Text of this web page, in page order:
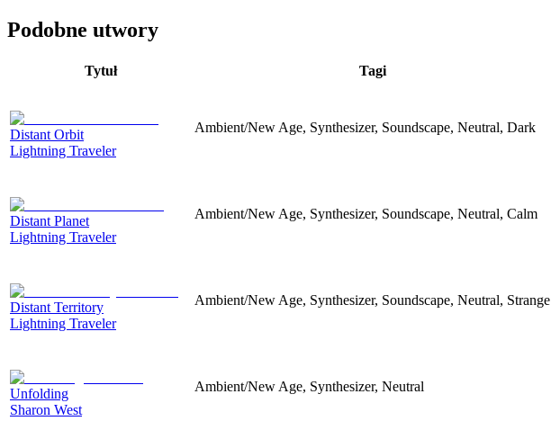
Podobne utwory
Tytuł Tagi
Distant Orbit
Lightning Traveler
Ambient/New Age, Synthesizer, Soundscape, Neutral, Dark
Distant Planet
Lightning Traveler
Ambient/New Age, Synthesizer, Soundscape, Neutral, Calm
Distant Territory
Lightning Traveler
Ambient/New Age, Synthesizer, Soundscape, Neutral, Strange
Unfolding
Sharon West
Ambient/New Age, Synthesizer, Neutral